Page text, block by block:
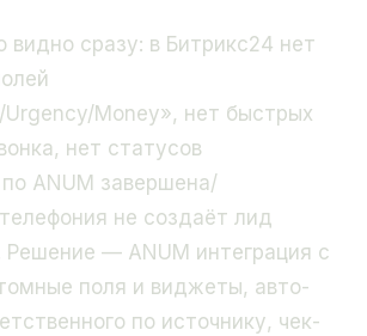
видно сразу: в Битрикс24 нет
Money», нет быстрых
нет статусов
ANUM завершена/
не создаёт лид
Решение — ANUM интеграция с
поля и виджеты, авто-
по источнику, чек-